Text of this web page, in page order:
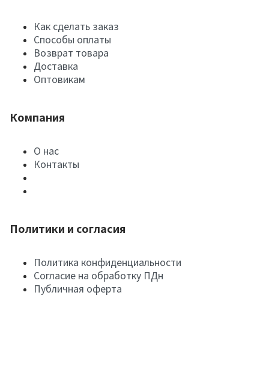
Как сделать заказ
Способы оплаты
Возврат товара
Доставка
Оптовикам
Компания
О нас
Контакты
Политики и согласия
Политика конфиденциальности
Согласие на обработку ПДн
Публичная оферта